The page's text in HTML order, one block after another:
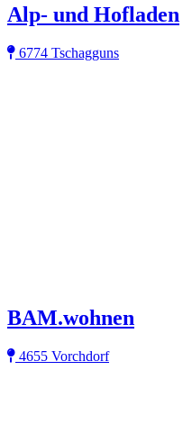
Alp- und Hofladen
6774 Tschagguns
BAM.wohnen
4655 Vorchdorf